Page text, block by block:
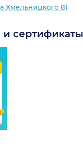
Хмельницкого 81
сертификаты